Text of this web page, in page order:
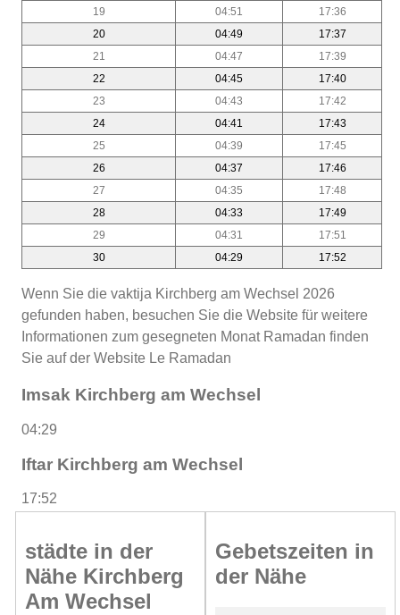
19
04:51
17:36
20
04:49
17:37
21
04:47
17:39
22
04:45
17:40
23
04:43
17:42
24
04:41
17:43
25
04:39
17:45
26
04:37
17:46
27
04:35
17:48
28
04:33
17:49
29
04:31
17:51
30
04:29 17:52
Wenn Sie die vaktija Kirchberg am Wechsel 2026
gefunden haben, besuchen Sie die Website für weitere
Informationen zum gesegneten Monat Ramadan finden
Sie auf der Website Le Ramadan
Imsak Kirchberg am Wechsel
04:29
Iftar Kirchberg am Wechsel
17:52
städte in der
Nähe Kirchberg
Am Wechsel
Gebetszeiten in
der Nähe